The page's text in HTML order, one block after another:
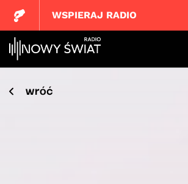
WSPIERAJ RADIO
wróć